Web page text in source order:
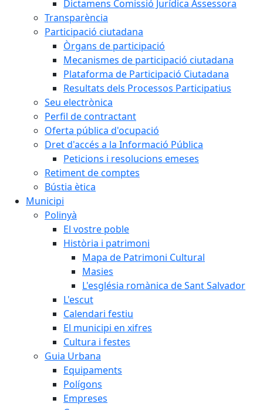
Dictamens Comissió Jurídica Assessora
Transparència
Participació ciutadana
Òrgans de participació
Mecanismes de participació ciutadana
Plataforma de Participació Ciutadana
Resultats dels Processos Participatius
Seu electrònica
Perfil de contractant
Oferta pública d'ocupació
Dret d'accés a la Informació Pública
Peticions i resolucions emeses
Retiment de comptes
Bústia ètica
Municipi
Polinyà
El vostre poble
Història i patrimoni
Mapa de Patrimoni Cultural
Masies
L'església romànica de Sant Salvador
L'escut
Calendari festiu
El municipi en xifres
Cultura i festes
Guia Urbana
Equipaments
Polígons
Empreses